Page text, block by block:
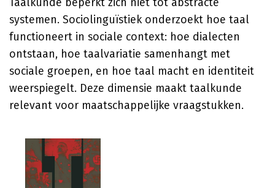
systemen. Sociolinguïstiek onderzoekt hoe taal
functioneert in sociale context: hoe dialecten
ontstaan, hoe taalvariatie samenhangt met
sociale groepen, en hoe taal macht en identiteit
weerspiegelt. Deze dimensie maakt taalkunde
relevant voor maatschappelijke vraagstukken.